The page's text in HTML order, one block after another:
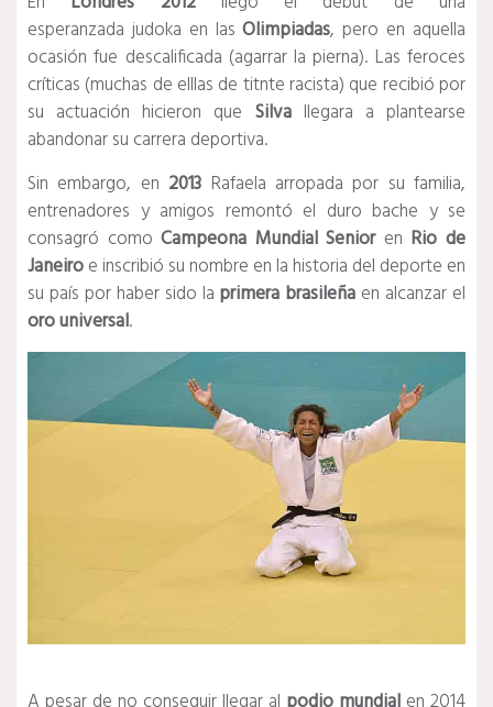
esperanzada judoka en lasOlimpiadas, pero en aquella
ocasión fue descalificada (agarrar la pierna). Las feroces
críticas (muchas de elllas de titnte racista) que recibió por
su actuación hicieron que Silvallegara a plantearse
abandonar su carrera deportiva.
Sin embargo, en 2013 Rafaela arropada por su familia,
entrenadores y amigos remontó el duro bache y se
consagró comoCampeona Mundial Senioren Rio de
Janeiroe inscribió su nombre en la historia del deporte en
su país por haber sido la primera brasileña en alcanzar el
oro universal.